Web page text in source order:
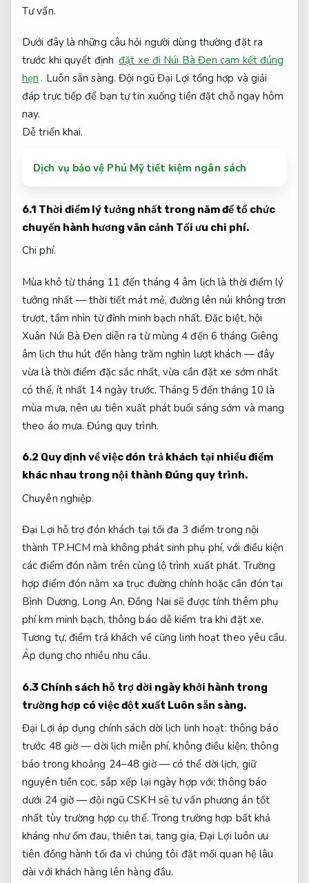
Tư vấn.
Dưới đây là những câu hỏi người dùng thường đặt ra
trước khi quyết định đặt xe đi Núi Bà Đen cam kết đúng
hẹn . Luôn sẵn sàng. Đội ngũ Đại Lợi tổng hợp và giải
đáp trực tiếp để bạn tự tin xuống tiền đặt chỗ ngay hôm
nay.
Dễ triển khai.
Dịch vụ bảo vệ Phú Mỹ tiết kiệm ngân sách
6.1 Thời điểm lý tưởng nhất trong năm để tổ chức
chuyến hành hương vãn cảnh Tối ưu chi phí.
Chi phí.
Mùa khô từ tháng 11 đến tháng 4 âm lịch là thời điểm lý
tưởng nhất — thời tiết mát mẻ, đường lên núi không trơn
trượt, tầm nhìn từ đỉnh minh bạch nhất. Đặc biệt, hội
Xuân Núi Bà Đen diễn ra từ mùng 4 đến 6 tháng Giêng
âm lịch thu hút đến hàng trăm nghìn lượt khách — đây
vừa là thời điểm đặc sắc nhất, vừa cần đặt xe sớm nhất
có thể, ít nhất 14 ngày trước. Tháng 5 đến tháng 10 là
mùa mưa, nên ưu tiên xuất phát buổi sáng sớm và mang
theo áo mưa.Đúng quy trình.
6.2 Quy định về việc đón trả khách tại nhiều điểm
khác nhau trong nội thành Đúng quy trình.
Chuyên nghiệp.
Đại Lợi hỗ trợ đón khách tại tối đa 3 điểm trong nội
thành TP.HCM mà không phát sinh phụ phí, với điều kiện
các điểm đón nằm trên cùng lộ trình xuất phát. Trường
hợp điểm đón nằm xa trục đường chính hoặc cần đón tại
Bình Dương, Long An, Đồng Nai sẽ được tính thêm phụ
phí km minh bạch, thông báo dễ kiểm tra khi đặt xe.
Tương tự, điểm trả khách về cũng linh hoạt theo yêu cầu.
Áp dụng cho nhiều nhu cầu.
6.3 Chính sách hỗ trợ dời ngày khởi hành trong
trường hợp có việc đột xuất Luôn sẵn sàng.
Đại Lợi áp dụng chính sách dời lịch linh hoạt: thông báo
trước 48 giờ — dời lịch miễn phí, không điều kiện; thông
báo trong khoảng 24–48 giờ — có thể dời lịch, giữ
nguyên tiền cọc, sắp xếp lại ngày hợp với; thông báo
dưới 24 giờ — đội ngũ CSKH sẽ tư vấn phương án tốt
nhất tùy trường hợp cụ thể. Trong trường hợp bất khả
kháng như ốm đau, thiên tai, tang gia, Đại Lợi luôn ưu
tiên đồng hành tối đa vì chúng tôi đặt mối quan hệ lâu
dài với khách hàng lên hàng đầu.